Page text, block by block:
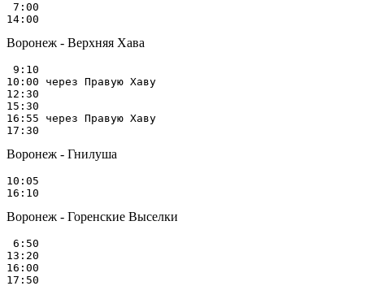
7:00
Воронеж - Верхняя Хава
9:10
10:00 через Правую Хаву
12:30
15:30
16:55 через Правую Хаву
Воронеж - Гнилуша
10:05
Воронеж - Горенские Выселки
6:50
13:20
16:00